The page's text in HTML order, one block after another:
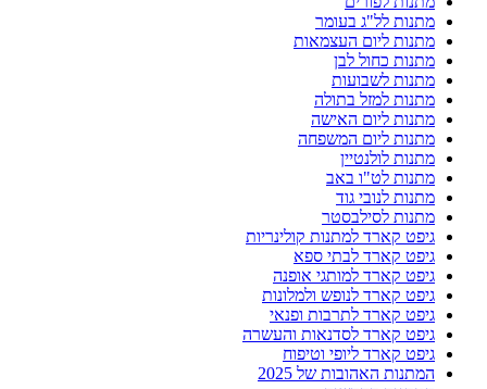
מתנות לל"ג בעומר
מתנות ליום העצמאות
מתנות כחול לבן
מתנות לשבועות
מתנות למזל בתולה
מתנות ליום האישה
מתנות ליום המשפחה
מתנות לולנטיין
מתנות לט"ו באב
מתנות לנובי גוד
מתנות לסילבסטר
גיפט קארד למתנות קולינריות
גיפט קארד לבתי ספא
גיפט קארד למותגי אופנה
גיפט קארד לנופש ולמלונות
גיפט קארד לתרבות ופנאי
גיפט קארד לסדנאות והעשרה
גיפט קארד ליופי וטיפוח
המתנות האהובות של 2025